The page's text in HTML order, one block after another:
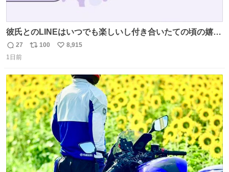
彼氏とのLINEはいつでも楽しいし付き合いたての頃の嬉し
かったLINEは無限にあるけど(同棲前は1日で各50通くらい
送りあってたし)最近嬉しかったのはこれ
返
信
27
リ
ト
数
100
い
数
8,915
1日前